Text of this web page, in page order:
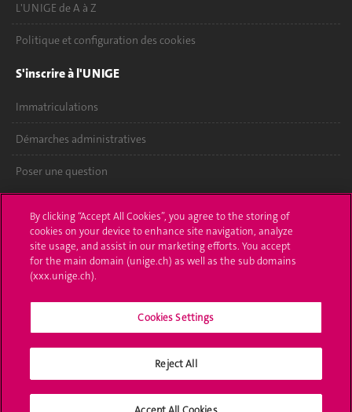
L'UNIGE de A à Z
Politique et configuration des cookies
S'inscrire à l'UNIGE
Immatriculations
Démarches administratives
Poser une question
UNIGE Mobile
Médias
Offres d'emploi
Bibliothèque
Médias sociaux UNIGE
By clicking “Accept All Cookies”, you agree to the storing of
cookies on your device to enhance site navigation, analyze
site usage, and assist in our marketing efforts. You accept
for the main domain (unige.ch) as well as the sub domains
(xxx.unige.ch).
Cookies Settings
Reject All